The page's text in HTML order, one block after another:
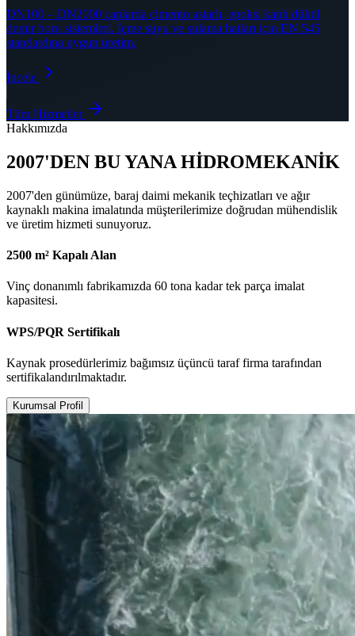
DN100 – DN2000 çaplarda çimento astarlı, epoksi kaplı düktil
demir boru sistemleri. İçme suyu ve sulama hatları için EN 545
standardına uygun üretim.
İncele
Tüm Hizmetler
Hakkımızda
2007'DEN BU YANA HİDROMEKANİK
2007'den günümüze, baraj daimi mekanik teçhizatları ve ağır
kaynaklı makina imalatında müşterilerimize doğrudan mühendislik
ve üretim hizmeti sunuyoruz.
2500 m² Kapalı Alan
Vinç donanımlı fabrikamızda 60 tona kadar tek parça imalat
kapasitesi.
WPS/PQR Sertifikalı
Kaynak prosedürlerimiz bağımsız üçüncü taraf firma tarafından
sertifikalandırılmaktadır.
Kurumsal Profil